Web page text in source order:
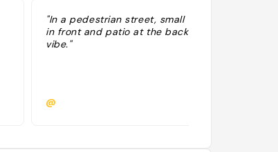
"In a pedestrian street, small terrace
in front and patio at the back. Nice
vibe."
@